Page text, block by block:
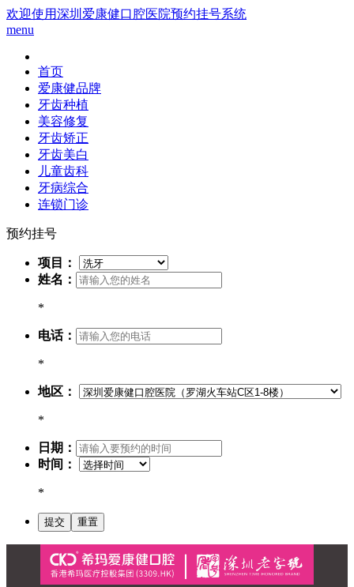
欢迎使用深圳爱康健口腔医院预约挂号系统
menu
首页
爱康健品牌
牙齿种植
美容修复
牙齿矫正
牙齿美白
儿童齿科
牙病综合
连锁门诊
预约挂号
项目：
姓名：
*
电话：
*
地区：
*
日期：
时间：
*